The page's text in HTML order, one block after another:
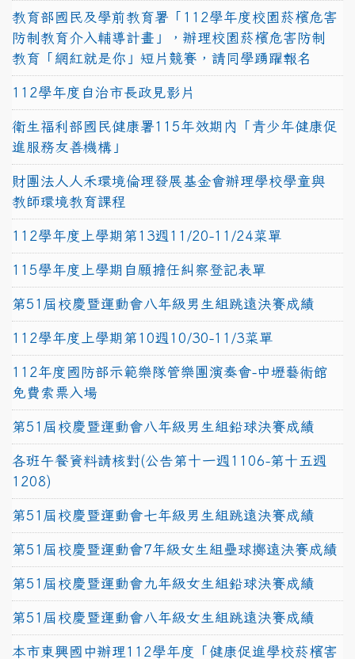
教育部國民及學前教育署「112學年度校園菸檳危害
防制教育介入輔導計畫」，辦理校園菸檳危害防制
教育「網紅就是你」短片競賽，請同學踴躍報名
112學年度自治市長政見影片
衛生福利部國民健康署115年效期內「青少年健康促
進服務友善機構」
財團法人人禾環境倫理發展基金會辦理學校學童與
教師環境教育課程
112學年度上學期第13週11/20-11/24菜單
115學年度上學期自願擔任糾察登記表單
第51屆校慶暨運動會八年級男生組跳遠決賽成績
112學年度上學期第10週10/30-11/3菜單
112年度國防部示範樂隊管樂團演奏會-中壢藝術館
免費索票入場
第51屆校慶暨運動會八年級男生組鉛球決賽成績
各班午餐資料請核對(公告第十一週1106-第十五週
1208)
第51屆校慶暨運動會七年級男生組跳遠決賽成績
第51屆校慶暨運動會7年級女生組壘球擲遠決賽成績
第51屆校慶暨運動會九年級女生組鉛球決賽成績
第51屆校慶暨運動會八年級女生組跳遠決賽成績
本市東興國中辦理112學年度「健康促進學校菸檳害